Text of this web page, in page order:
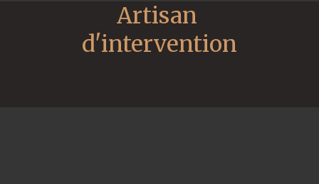
Artisan
d'intervention